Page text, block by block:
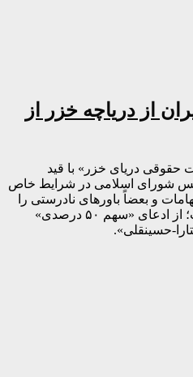
از دریاچه خزر از
حقوقی دریای خزر» با قید
شورای اسلامی در شرایط خاص
و بعضاً باورهای نادرستی را
در افکار عمومی برانگیخته است؛ از ادعای «سهم ۵۰ درصدی»
حسینقلی».